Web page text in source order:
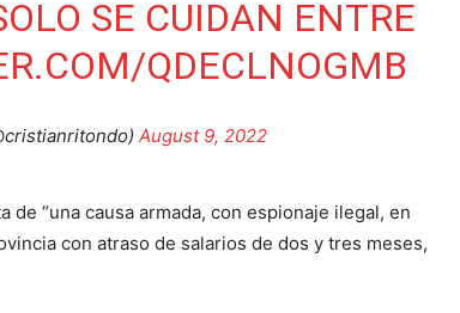
SE CUIDAN ENTRE
QDECLNOGMB
August 9, 2022
“una causa armada, con espionaje ilegal, en
con atraso de salarios de dos y tres meses,